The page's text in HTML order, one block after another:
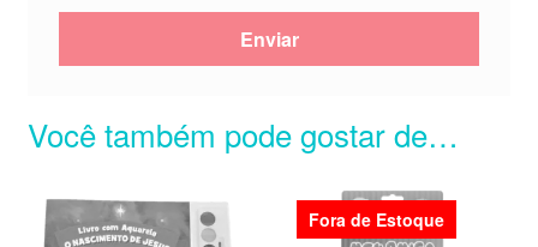
Você também pode gostar de…
Fora de Estoque